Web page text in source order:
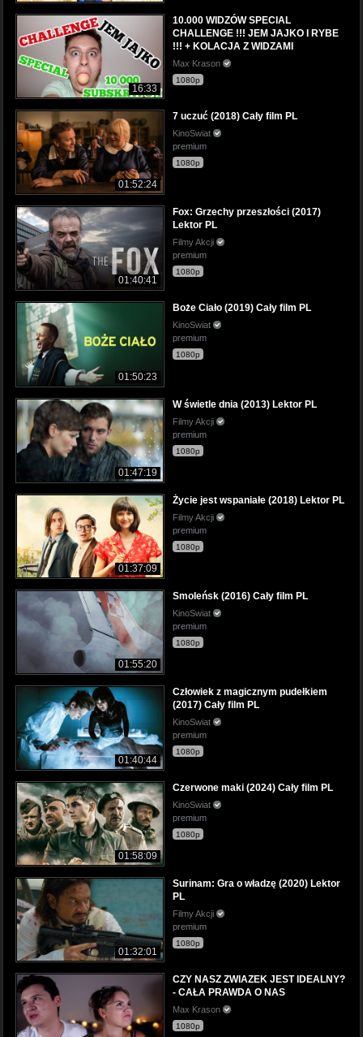
16:33
10.000 WIDZÓW SPECIAL
CHALLENGE !!! JEM JAJKO I RYBE
!!! + KOLACJA Z WIDZAMI
Max Krason
1080p
01:52:24
7 uczuć (2018) Cały film PL
KinoSwiat
premium
1080p
01:40:41
Fox: Grzechy przeszłości (2017)
Lektor PL
Filmy Akcji
premium
1080p
01:50:23
Boże Ciało (2019) Cały film PL
KinoSwiat
premium
1080p
01:47:19
W świetle dnia (2013) Lektor PL
Filmy Akcji
premium
1080p
01:37:09
Życie jest wspaniałe (2018) Lektor PL
Filmy Akcji
premium
1080p
01:55:20
Smoleńsk (2016) Cały film PL
KinoSwiat
premium
1080p
01:40:44
Człowiek z magicznym pudełkiem
(2017) Cały film PL
KinoSwiat
premium
1080p
01:58:09
Czerwone maki (2024) Cały film PL
KinoSwiat
premium
1080p
01:32:01
Surinam: Gra o władzę (2020) Lektor
PL
Filmy Akcji
premium
1080p
CZY NASZ ZWIAZEK JEST IDEALNY?
- CAŁA PRAWDA O NAS
Max Krason
1080p